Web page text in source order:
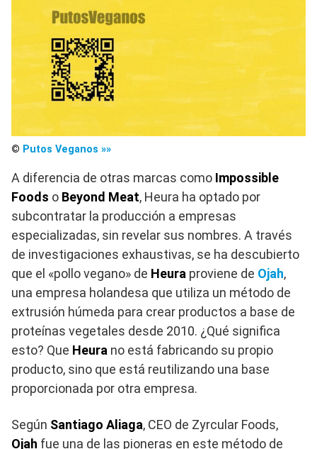
© Putos Veganos »»
A diferencia de otras marcas como Impossible
Foods o Beyond Meat, Heura ha optado por
subcontratar la producción a empresas
especializadas, sin revelar sus nombres. A través
de investigaciones exhaustivas, se ha descubierto
que el «pollo vegano» de Heura proviene de Ojah,
una empresa holandesa que utiliza un método de
extrusión húmeda para crear productos a base de
proteínas vegetales desde 2010. ¿Qué significa
esto? Que Heura no está fabricando su propio
producto, sino que está reutilizando una base
proporcionada por otra empresa.
Según Santiago Aliaga, CEO de Zyrcular Foods,
Ojah fue una de las pioneras en este método de